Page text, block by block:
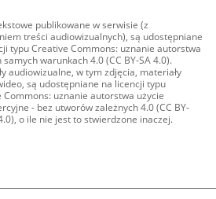
publikowane w serwisie (z
treści audiowizualnych), są udostępniane
typu Creative Commons: uznanie autorstwa
samych warunkach 4.0 (CC BY-SA 4.0).
audiowizualne, w tym zdjęcia, materiały
są udostępniane na licencji typu
Commons: uznanie autorstwa użycie
- bez utworów zależnych 4.0 (CC BY-
o ile nie jest to stwierdzone inaczej.